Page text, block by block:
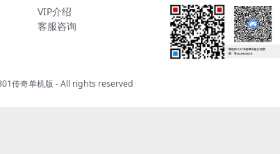
VIP介绍
客服咨询
传奇单机版 - All rights reserved